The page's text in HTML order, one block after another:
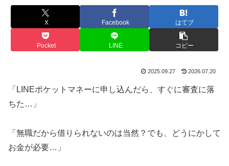
X Facebook はてブ
Pocket LINE コピー
2025.09.27 2026.07.20
「LINEポケットマネーに申し込んだら、すぐに審査に落
ちた…」
「無職だから借りられないのは当然？でも、どうにかして
お金が必要…」